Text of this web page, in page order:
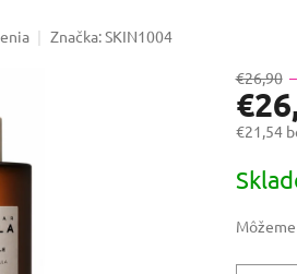
Značka:SKIN1004
€26,90
€21,54
cena: